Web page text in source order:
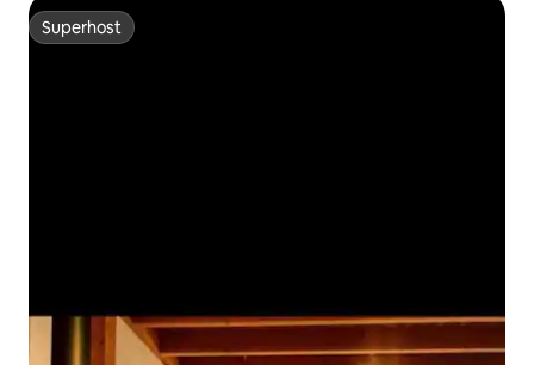
Superhost
Superhost